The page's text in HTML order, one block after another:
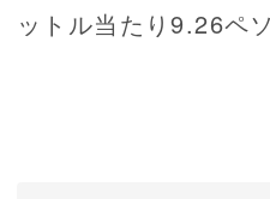
ットル当たり9.26ペ